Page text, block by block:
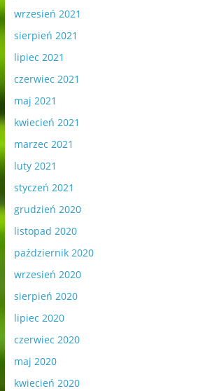
wrzesień 2021
sierpień 2021
lipiec 2021
czerwiec 2021
maj 2021
kwiecień 2021
marzec 2021
luty 2021
styczeń 2021
grudzień 2020
listopad 2020
październik 2020
wrzesień 2020
sierpień 2020
lipiec 2020
czerwiec 2020
maj 2020
kwiecień 2020